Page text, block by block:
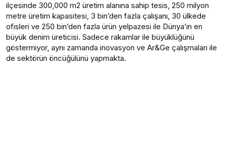
ilçesinde 300,000 m2 üretim alanına sahip tesis, 250 milyon
metre üretim kapasitesi, 3 bin’den fazla çalışanı, 30 ülkede
ofisleri ve 250 bin’den fazla ürün yelpazesi ile Dünya’ın en
büyük denim üreticisi. Sadece rakamlar ile büyüklüğünü
göstermiyor, aynı zamanda inovasyon ve Ar&Ge çalışmaları ile
de sektörün öncüğülünü yapmakta.